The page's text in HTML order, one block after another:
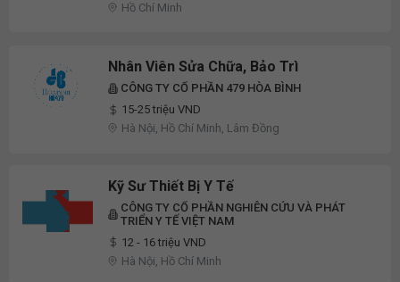
Hồ Chí Minh
Nhân Viên Sửa Chữa, Bảo Trì
CÔNG TY CỔ PHẦN 479 HÒA BÌNH
15-25 triệu VND
Hà Nội, Hồ Chí Minh, Lâm Đồng
Kỹ Sư Thiết Bị Y Tế
CÔNG TY CỔ PHẦN NGHIÊN CỨU VÀ PHÁT
TRIỂN Y TẾ VIỆT NAM
12 - 16 triệu VND
Hà Nội, Hồ Chí Minh